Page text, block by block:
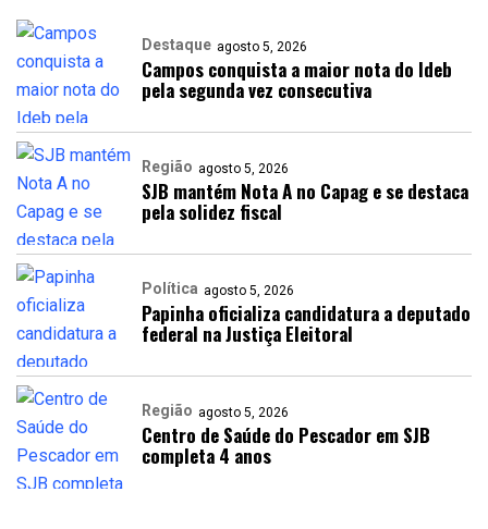
Destaque agosto 5, 2026
Campos conquista a maior nota do Ideb
pela segunda vez consecutiva
Região agosto 5, 2026
SJB mantém Nota A no Capag e se destaca
pela solidez fiscal
Política agosto 5, 2026
Papinha oficializa candidatura a deputado
federal na Justiça Eleitoral
Região agosto 5, 2026
Centro de Saúde do Pescador em SJB
completa 4 anos